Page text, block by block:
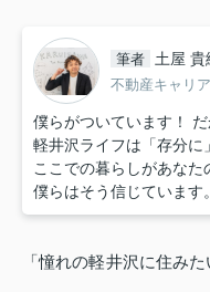
筆者 土屋 貴
不動産キャリ
僕らがついています！ だ
軽井沢ライフは「存分に
ここでの暮らしがあなた
僕らはそう信じています。
「憧れの軽井沢に住み